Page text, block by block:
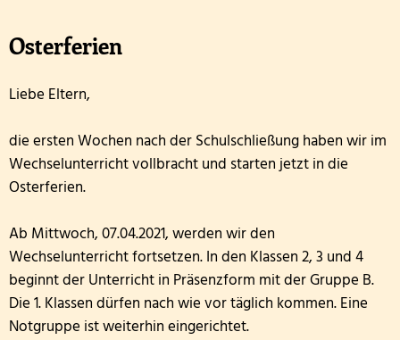
Osterferien
Liebe Eltern,
die ersten Wochen nach der Schulschließung haben wir im
Wechselunterricht vollbracht und starten jetzt in die
Osterferien.
Ab Mittwoch, 07.04.2021, werden wir den
Wechselunterricht fortsetzen. In den Klassen 2, 3 und 4
beginnt der Unterricht in Präsenzform mit der Gruppe B.
Die 1. Klassen dürfen nach wie vor täglich kommen. Eine
Notgruppe ist weiterhin eingerichtet.